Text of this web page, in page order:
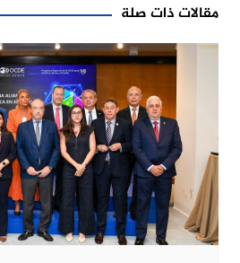
مقالات ذات صلة